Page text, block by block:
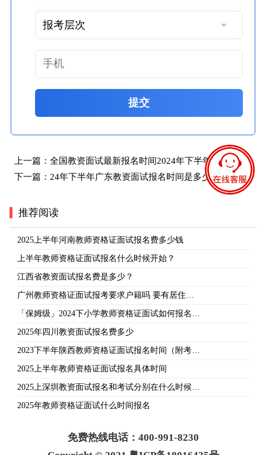
提交
上一篇： 全国教资面试最新报名时间2024年下半年
下一篇： 24年下半年广东教资面试报名时间是多少？
推荐阅读
2025上半年河南教师资格证面试报名费多少钱
上半年教师资格证面试报名什么时候开始？
江西省教资面试报名费是多少？
广州教师资格证面试报考要求户籍吗 要有居住…
「保姆级」2024下小学教师资格证面试如何报名…
2025年四川教资面试报名费多少
2023下半年陕西教师资格证面试报名时间（附考…
2025上半年教师资格证面试报名具体时间
2025上深圳教资面试报名和考试分别在什么时候…
2025年教师资格证面试什么时间报名
免费热线电话：400-991-8230